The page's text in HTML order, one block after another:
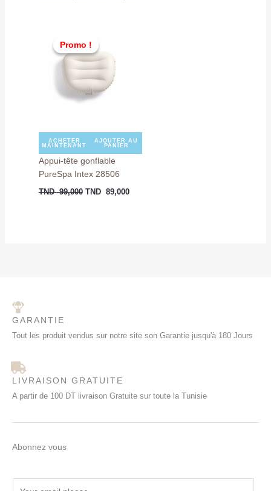
Promo !
Promo !
ACHETER
MAINTENANT
AJOUTER AU
PANIER
Appui-tête gonflable
PureSpa Intex 28506
TND99,000
initial
était :
99,000.
TND 89,000
GARANTIE
Tout les produit vendus sur notre site son Garantie jusqu'à 180 Jours
LIVRAISON GRATUITE
A partir de 100 DT livraison Gratuite sur toute la Tunisie
Abonnez vous